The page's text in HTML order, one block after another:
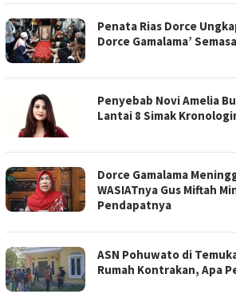
Penata Rias Dorce
Dorce Gamalama’
Penyebab Novi Amelia
Lantai 8 Simak
Dorce Gamalama
WASIATnya Gus Miftah
Pendapatnya
ASN Pohuwato di
Rumah Kontrakan, Apa